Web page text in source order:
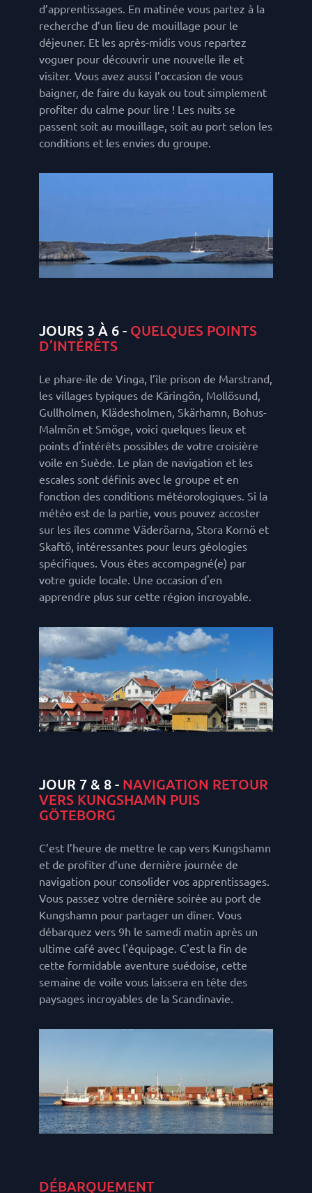
d’apprentissages. En matinée vous partez à la
recherche d’un lieu de mouillage pour le
déjeuner. Et les après-midis vous repartez
voguer pour découvrir une nouvelle île et
visiter. Vous avez aussi l’occasion de vous
baigner, de faire du kayak ou tout simplement
profiter du calme pour lire ! Les nuits se
passent soit au mouillage, soit au port selon les
conditions et les envies du groupe.
JOURS 3 À 6 - QUELQUES POINTS
D’INTÉRÊTS
Le phare-île de Vinga, l’île prison de Marstrand,
les villages typiques de Käringön, Mollösund,
Gullholmen, Klädesholmen, Skärhamn, Bohus-
Malmön et Smöge, voici quelques lieux et
points d'intérêts possibles de votre croisière
voile en Suède. Le plan de navigation et les
escales sont définis avec le groupe et en
fonction des conditions météorologiques. Si la
météo est de la partie, vous pouvez accoster
sur les îles comme Väderöarna, Stora Kornö et
Skaftö, intéressantes pour leurs géologies
spécifiques. Vous êtes accompagné(e) par
votre guide locale. Une occasion d'en
apprendre plus sur cette région incroyable.
JOUR 7 & 8 - NAVIGATION RETOUR
VERS KUNGSHAMN PUIS
GÖTEBORG
C’est l’heure de mettre le cap vers Kungshamn
et de profiter d’une dernière journée de
navigation pour consolider vos apprentissages.
Vous passez votre dernière soirée au port de
Kungshamn pour partager un dîner. Vous
débarquez vers 9h le samedi matin après un
ultime café avec l'équipage. C'est la fin de
cette formidable aventure suédoise, cette
semaine de voile vous laissera en tête des
paysages incroyables de la Scandinavie.
DÉBARQUEMENT